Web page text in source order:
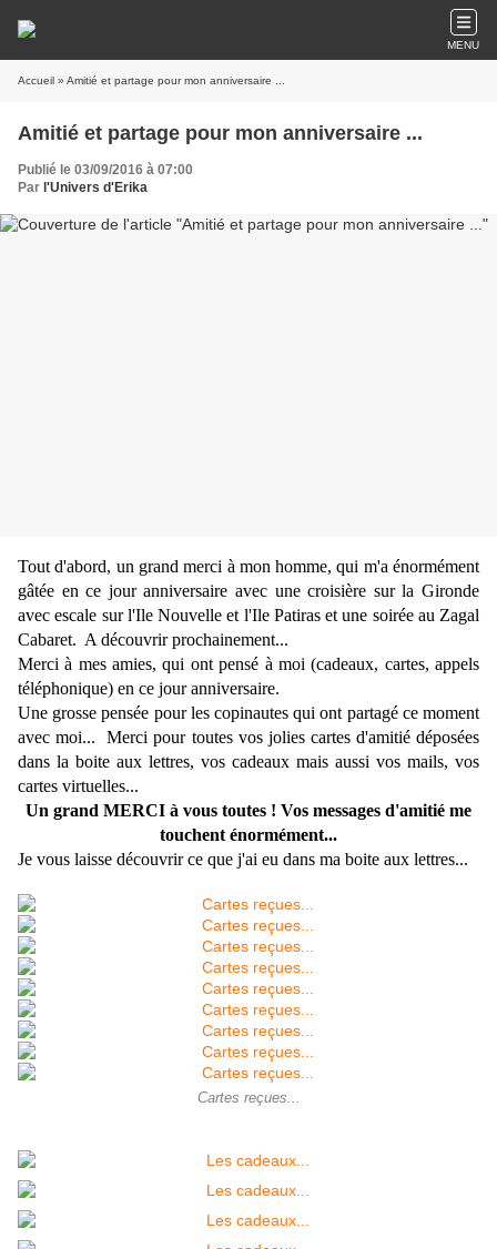
MENU
Accueil » Amitié et partage pour mon anniversaire ...
Amitié et partage pour mon anniversaire ...
Publié le 03/09/2016 à 07:00
Par l'Univers d'Erika
Tout d'abord, un grand merci à mon homme, qui m'a énormément
gâtée en ce jour anniversaire avec une croisière sur la Gironde
avec escale sur l'Ile Nouvelle et l'Ile Patiras et une soirée au Zagal
Cabaret. A découvrir prochainement...
Merci à mes amies, qui ont pensé à moi (cadeaux, cartes,appels
téléphonique) en ce jour anniversaire.
Une grosse pensée pour les copinautes qui ont partagé ce moment
avec moi... Merci pour toutes vos jolies cartes d'amitié déposées
dans la boite aux lettres, vos cadeaux mais aussi vos mails, vos
cartes virtuelles...
Un grand MERCI à vous toutes ! Vos messages d'amitié me
touchent énormément...
Je vous laisse découvrir ce que j'ai eu dans ma boite aux lettres...
Cartes reçues...